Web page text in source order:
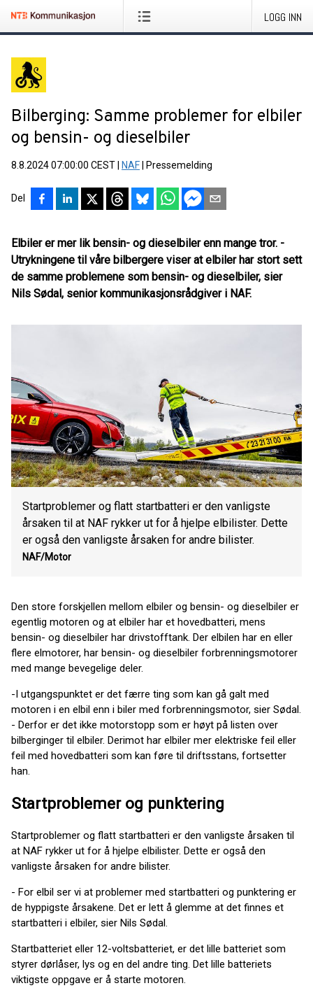
LOGG INN
Bilberging: Samme problemer for elbiler
og bensin- og dieselbiler
8.8.2024 07:00:00 CEST NAF Pressemelding
Del
Elbiler er mer lik bensin- og dieselbiler enn mange tror. -
Utrykningene til våre bilbergere viser at elbiler har stort sett
de samme problemene som bensin- og dieselbiler, sier
Nils Sødal, senior kommunikasjonsrådgiver i NAF.
Startproblemer og flatt startbatteri er den vanligste
årsaken til at NAF rykker ut for å hjelpe elbilister. Dette
er også den vanligste årsaken for andre bilister.
NAF/Motor
Den store forskjellen mellom elbiler og bensin- og dieselbiler er
egentlig motoren og at elbiler har et hovedbatteri, mens
bensin- og dieselbiler har drivstofftank. Der elbilen har en eller
flere elmotorer, har bensin- og dieselbiler forbrenningsmotorer
med mange bevegelige deler.
-I utgangspunktet er det færre ting som kan gå galt med
motoren i en elbil enn i biler med forbrenningsmotor, sier Sødal.
- Derfor er det ikke motorstopp som er høyt på listen over
bilberginger til elbiler. Derimot har elbiler mer elektriske feil eller
feil med hovedbatteri som kan føre til driftsstans, fortsetter
han.
Startproblemer og punktering
Startproblemer og flatt startbatteri er den vanligste årsaken til
at NAF rykker ut for å hjelpe elbilister. Dette er også den
vanligste årsaken for andre bilister.
- For elbil ser vi at problemer med startbatteri og punktering er
de hyppigste årsakene. Det er lett å glemme at det finnes et
startbatteri i elbiler, sier Nils Sødal.
Startbatteriet eller 12-voltsbatteriet, er det lille batteriet som
styrer dørlåser, lys og en del andre ting. Det lille batteriets
viktigste oppgave er å starte motoren.